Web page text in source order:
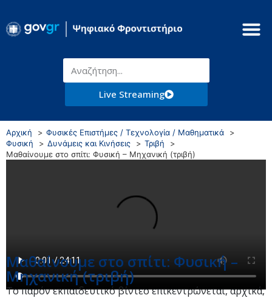
Live Streaming
Αρχική
Φυσικές Επιστήμες / Τεχνολογία / Μαθηματικά
Φυσική
Δυνάμεις και Κινήσεις
Τριβή
Μαθαίνουμε στο σπίτι: Φυσική – Μηχανική (τριβή)
Μαθαίνουμε στο σπίτι: Φυσική –
Μηχανική (τριβή)
Το παρόν εκπαιδευτικό βίντεο επικεντρώνεται, αρχικά,